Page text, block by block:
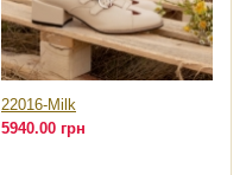
22016-Milk
5940.00 грн